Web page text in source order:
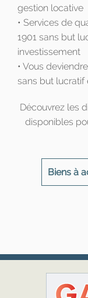
gestion locative
• Services de
1901 sans but
investissement
• Vous
sans but lucratif
Découvrez les
disponibles
Biens à